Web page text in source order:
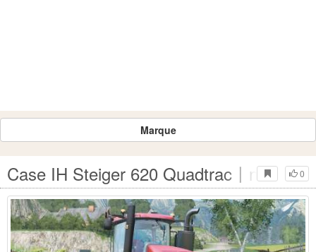
Marque
0
Case IH Steiger 620 Quadtrac〡